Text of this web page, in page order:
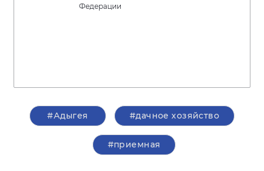
Федерации
#Адыгея #дачное хозяйство
#приемная